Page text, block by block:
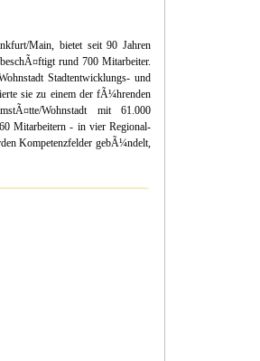
Main, bietet seit 90 Jahren
rund 700 Mitarbeiter.
Stadtentwicklungs- und
sie zu einem der fÃ¼hrenden
Wohnstadt mit 61.000
Mitarbeitern - in vier Regional-
Kompetenzfelder gebÃ¼ndelt,